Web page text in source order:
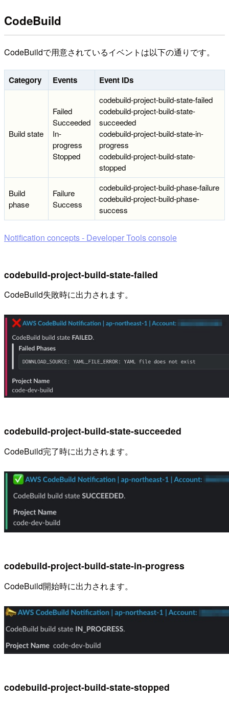
CodeBuild
CodeBuildで用意されているイベントは以下の通りです。
Category Events Event IDs
Build state
Failed
Succeeded
In-
progress
Stopped
codebuild-project-build-state-failed
codebuild-project-build-state-
succeeded
codebuild-project-build-state-in-
progress
codebuild-project-build-state-
stopped
Build
phase
Failure
Success
codebuild-project-build-phase-failure
codebuild-project-build-phase-
success
Notification concepts - Developer Tools console
codebuild-project-build-state-failed
CodeBuild失敗時に出力されます。
codebuild-project-build-state-succeeded
CodeBuild完了時に出力されます。
codebuild-project-build-state-in-progress
CodeBuild開始時に出力されます。
codebuild-project-build-state-stopped